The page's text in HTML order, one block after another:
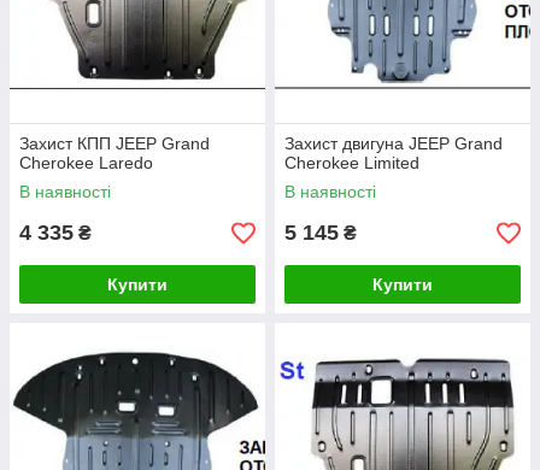
Захист КПП JEEP Grand
Cherokee Laredo
В наявності
4 335 ₴
Купити
Захист двигуна JEEP Grand
Cherokee Limited
В наявності
5 145 ₴
Купити